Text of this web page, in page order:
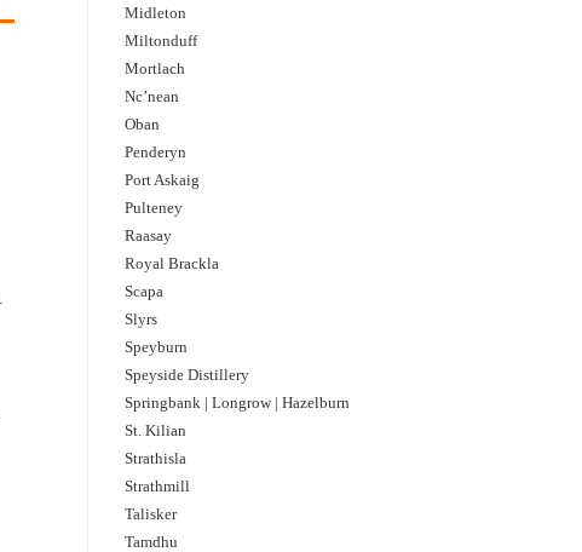
Midleton
Miltonduff
Mortlach
Nc’nean
Oban
Penderyn
Port Askaig
Pulteney
Raasay
Royal Brackla
Scapa
Slyrs
Speyburn
Speyside Distillery
Springbank | Longrow | Hazelburn
St. Kilian
Strathisla
Strathmill
Talisker
Tamdhu